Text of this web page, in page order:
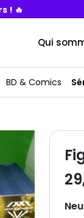
! 🔥
Qui
BD & Comics